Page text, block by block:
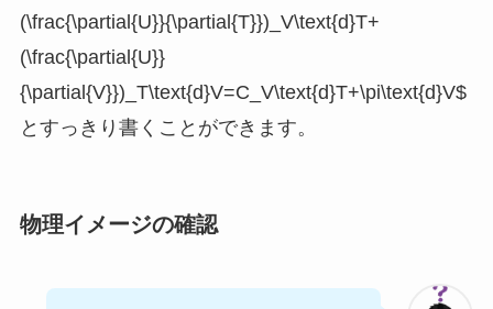
(\frac{\partial{U}}{\partial{T}})_V\text{d}T+
(\frac{\partial{U}}
{\partial{V}})_T\text{d}V=C_V\text{d}T+\pi\text{d}V$
とすっきり書くことができます。
物理イメージの確認